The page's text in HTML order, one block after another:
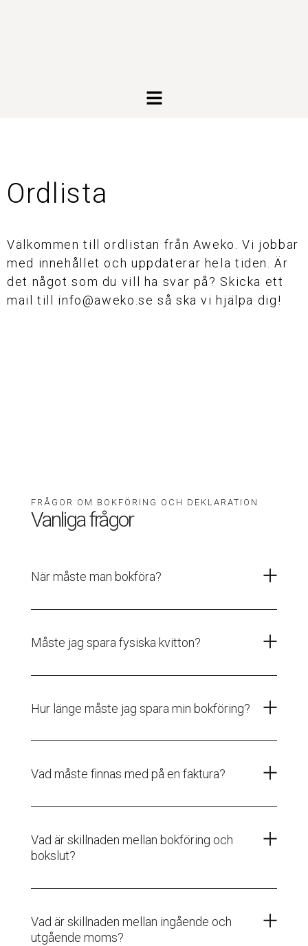
Ordlista
Välkommen till ordlistan från Aweko. Vi jobbar
med innehållet och uppdaterar hela tiden. Är
det något som du vill ha svar på? Skicka ett
mail till info@aweko.se så ska vi hjälpa dig!
FRÅGOR OM BOKFÖRING OCH DEKLARATION
Vanliga frågor
När måste man bokföra?
Måste jag spara fysiska kvitton?
Hur länge måste jag spara min bokföring?
Vad måste finnas med på en faktura?
Vad är skillnaden mellan bokföring och
bokslut?
Vad är skillnaden mellan ingående och
utgående moms?